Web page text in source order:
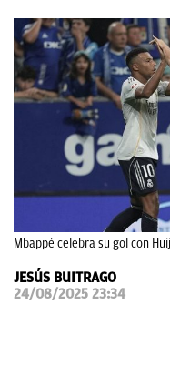
PAPARAZZI
OKDIARIO
Mbappé celebra su gol con
JESÚS BUITRAGO
24/08/2025 23:34